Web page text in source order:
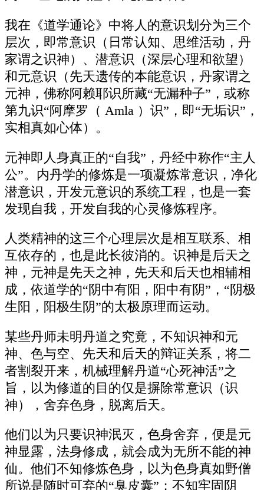
我在《道学通论》中将人的意识划分为三个
层次，即常意识（日常认知、思维活动，丹
家谓之识神）、潜意识（深层心理和欲望）
和元意识（先天遗传的本能意识，丹家谓之
元神，佛称阿赖耶识所藏“无漏种子”，或称
第九识“阿摩罗（ Amla ）识”，即“无垢识”，
实相真如心体）。
元神即人身真正的“自我”，丹经中称作“主人
公”。内丹学的修炼是一项凝炼常意识，净化
潜意识，开发元意识的系统工程，也是一套
发现自我，开发自我的心灵修炼程序。
人类精神的这三个心理层次是相互联系、相
互依存的，也是此长彼消的。识神是后天之
神，元神是先天之神，先天和后天也相辅相
成，依道学的“阴中有阳，阳中有阴”，“阴极
生阳，阳极生阴”的太极原理而运动。
某些丹师未明丹道之究竟，不知识神和元
神、色与空、先天和后天的辩证关系，将二
者割裂开来，机械理解丹道“心死神活”之
旨，以为修道的目的仅是摒除常意识（识
神），舍弃色身，脱离后天。
他们以为只要识神泯灭，色身舍弃，便是元
神显露，法身修成，就会成为无所不能的神
仙。他们不知修炼色身，以为色身真如野僧
所说是随时可弃的“臭皮囊”；不知牢固阴